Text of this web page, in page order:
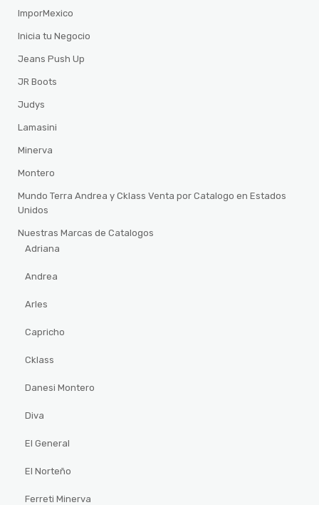
ImporMexico
Inicia tu Negocio
Jeans Push Up
JR Boots
Judys
Lamasini
Minerva
Montero
Mundo Terra Andrea y Cklass Venta por Catalogo en Estados
Unidos
Nuestras Marcas de Catalogos
Adriana
Andrea
Arles
Capricho
Cklass
Danesi Montero
Diva
El General
El Norteño
Ferreti Minerva